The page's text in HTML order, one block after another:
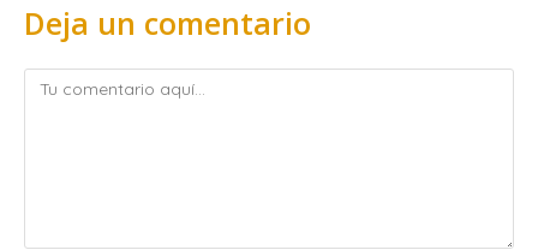
Deja un comentario